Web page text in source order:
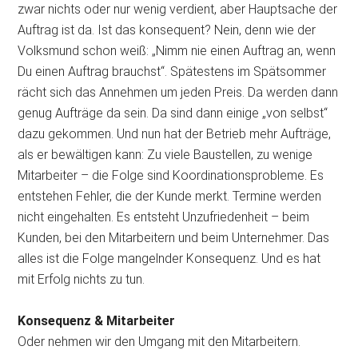
zwar nichts oder nur wenig verdient, aber Hauptsache der
Auftrag ist da. Ist das konsequent? Nein, denn wie der
Volksmund schon weiß: „Nimm nie einen Auftrag an, wenn
Du einen Auftrag brauchst“. Spätestens im Spätsommer
rächt sich das Annehmen um jeden Preis. Da werden dann
genug Aufträge da sein. Da sind dann einige „von selbst“
dazu gekommen. Und nun hat der Betrieb mehr Aufträge,
als er bewältigen kann: Zu viele Baustellen, zu wenige
Mitarbeiter – die Folge sind Koordinationsprobleme. Es
entstehen Fehler, die der Kunde merkt. Termine werden
nicht eingehalten. Es entsteht Unzufriedenheit – beim
Kunden, bei den Mitarbeitern und beim Unternehmer. Das
alles ist die Folge mangelnder Konsequenz. Und es hat
mit Erfolg nichts zu tun.
Konsequenz & Mitarbeiter
Oder nehmen wir den Umgang mit den Mitarbeitern.